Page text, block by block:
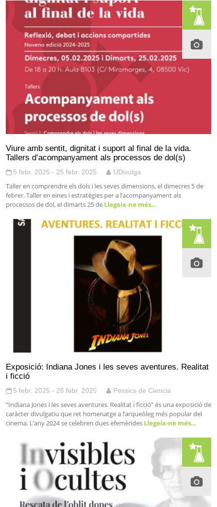
Viure amb sentit, dignitat i suport al final de la vida.
Tallers d’acompanyament als processos de dol(s)
5 febr. 2025 - 25 febr. 2025 UDivulga
Taller en comprendre els dols i les seves dimensions, el dimecres 5 de
febrer. Taller en eines i estratègies per a l’acompanyament als
processos de dol, el dimarts 25 de Llegeix-ne més…
Exposició: Indiana Jones i les seves aventures. Realitat
i ficció
5 febr. 2025 - 28 febr. 2025 Pessics de Ciencia
“Indiana Jones i les seves aventures. Realitat i ficció” és una exposició de
caràcter divulgatiu que ret homenatge a l’arqueòleg més popular del
cinema. L’any 2024 se celebren dues efemèrides Llegeix-ne més…